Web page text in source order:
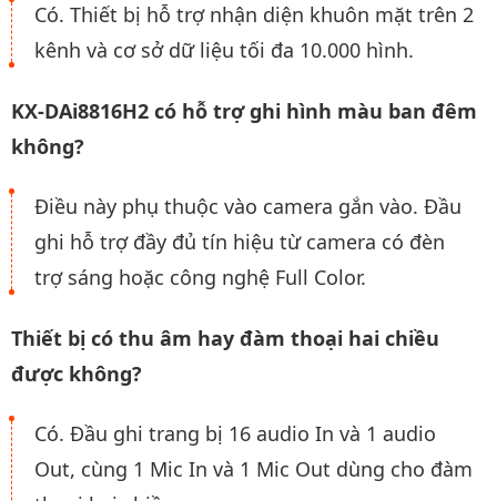
Có. Thiết bị hỗ trợ nhận diện khuôn mặt trên 2
kênh và cơ sở dữ liệu tối đa 10.000 hình.
KX-DAi8816H2 có hỗ trợ ghi hình màu ban đêm
không?
Điều này phụ thuộc vào camera gắn vào. Đầu
ghi hỗ trợ đầy đủ tín hiệu từ camera có đèn
trợ sáng hoặc công nghệ Full Color.
Thiết bị có thu âm hay đàm thoại hai chiều
được không?
Có. Đầu ghi trang bị 16 audio In và 1 audio
Out, cùng 1 Mic In và 1 Mic Out dùng cho đàm